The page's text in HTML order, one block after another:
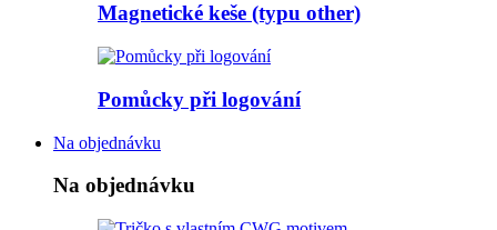
Magnetické keše (typu other)
Pomůcky při logování
Na objednávku
Na objednávku